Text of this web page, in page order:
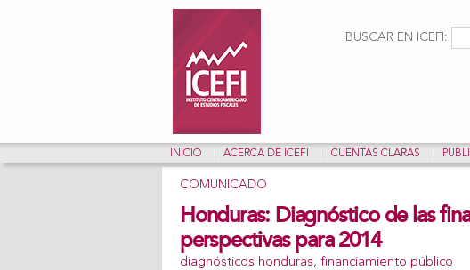
Formulario
BUSCAR EN ICEFI:
INICIO ACERCA DE ICEFI CUENTAS CLARAS
COMUNICADO
Honduras: Diagnóstico de las
perspectivas para 2014
diagnósticos honduras, financiamiento público